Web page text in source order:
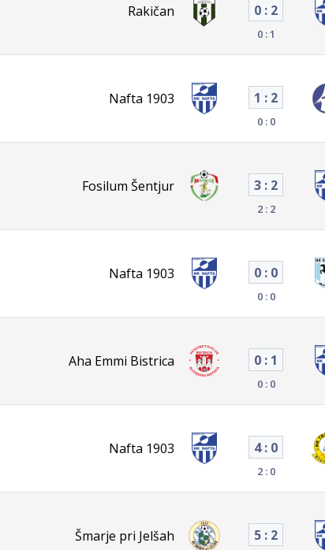
Rakičan 0 : 2
0 : 1
Nafta 1903 1 : 2
0 : 0
Fosilum Šentjur 3 : 2
2 : 2
Nafta 1903 0 : 0
0 : 0
Aha Emmi Bistrica 0 : 1
0 : 0
Nafta 1903 4 : 0
2 : 0
Šmarje pri Jelšah 5 : 2